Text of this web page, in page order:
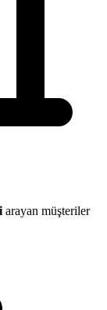
arayan müşteriler